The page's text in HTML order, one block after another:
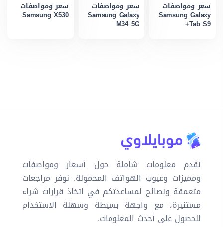
سعر ومواصفات
Samsung Galaxy
Tab S9+
سعر ومواصفات
Samsung Galaxy
M34 5G
سعر ومواصفات
Samsung X530
نقدم معلومات شاملة حول أسعار ومواصفات
ومميزات وعيوب الهواتف المحمولة. نوفر مراجعات
متعمقة ونصائح لمساعدتكم في اتخاذ قرارات شراء
مستنيرة، مع واجهة بسيطة وسهلة الاستخدام
للحصول على أحدث المعلومات.